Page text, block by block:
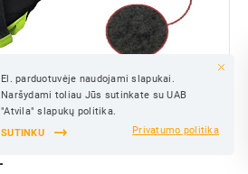
El. parduotuvėje naudojami slapukai.
Naršydami toliau Jūs sutinkate su UAB
"Atvila" slapukų politika.
SUTINKU
Privatumo politika
IŠSAUGOTI
IŠSAUGOTI